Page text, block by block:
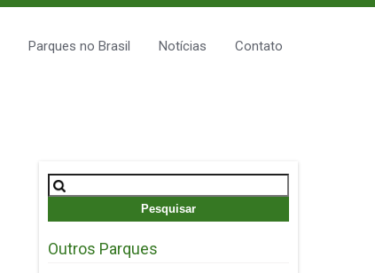
Parques no Brasil Notícias Contato
Pesquisar
por:
Outros Parques